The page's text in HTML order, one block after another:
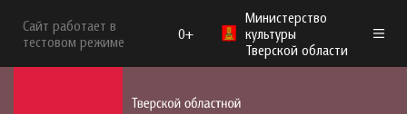
Сайт работает в
тестовом режиме
0+
Министерство
культуры
Тверской области